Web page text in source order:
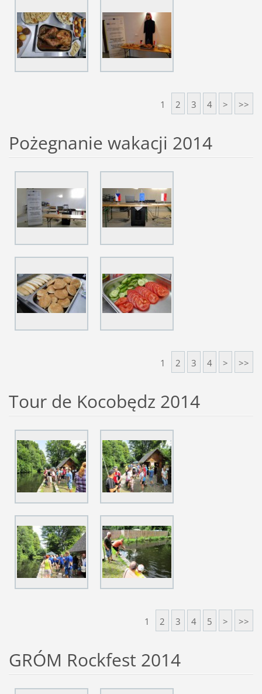
1 2 3 4 > >>
Pożegnanie wakacji 2014
1 2 3 4 > >>
Tour de Kocobędz 2014
1 2 3 4 5 > >>
GRÓM Rockfest 2014